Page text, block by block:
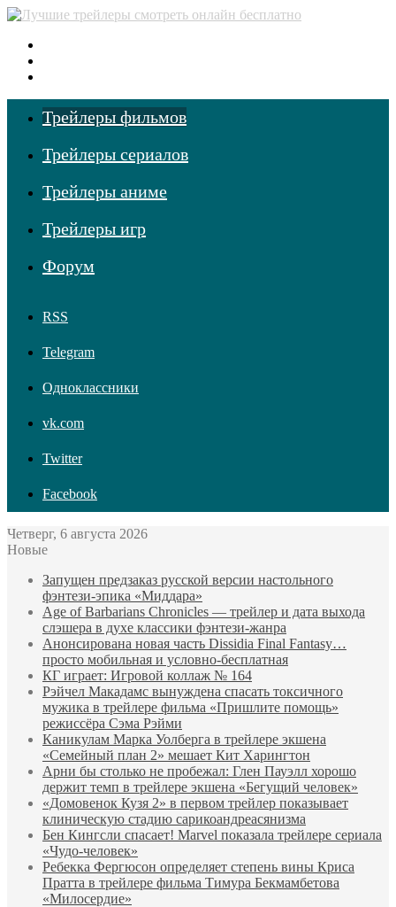
Трейлеры фильмов
Трейлеры сериалов
Трейлеры аниме
Трейлеры игр
Форум
RSS
Telegram
Одноклассники
vk.com
Twitter
Facebook
Четверг, 6 августа 2026
Новые
Запущен предзаказ русской версии настольного
фэнтези-эпика «Миддара»
Age of Barbarians Chronicles — трейлер и дата выхода
слэшера в духе классики фэнтези-жанра
Анонсирована новая часть Dissidia Final Fantasy…
просто мобильная и условно-бесплатная
КГ играет: Игровой коллаж № 164
Рэйчел Макадамс вынуждена спасать токсичного
мужика в трейлере фильма «Пришлите помощь»
режиссёра Сэма Рэйми
Каникулам Марка Уолберга в трейлере экшена
«Семейный план 2» мешает Кит Харингтон
Арни бы столько не пробежал: Глен Пауэлл хорошо
держит темп в трейлере экшена «Бегущий человек»
«Домовенок Кузя 2» в первом трейлер показывает
клиническую стадию сарикоандреасянизма
Бен Кингсли спасает! Marvel показала трейлере сериала
«Чудо-человек»
Ребекка Фергюсон определяет степень вины Криса
Пратта в трейлере фильма Тимура Бекмамбетова
«Милосердие»